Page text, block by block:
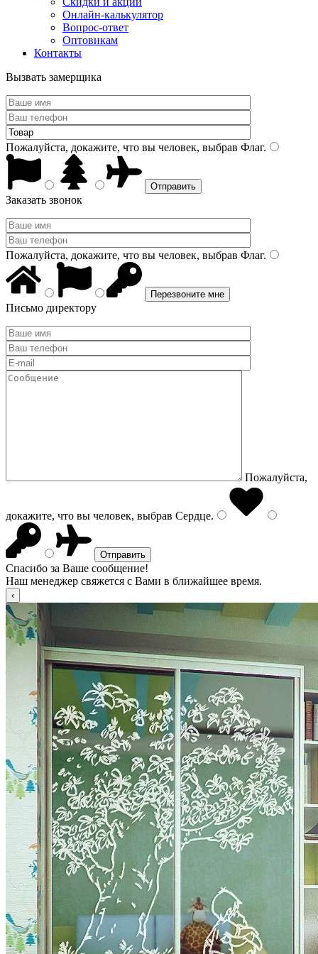
Онлайн-калькулятор
Вопрос-ответ
Оптовикам
Контакты
Вызвать замерщика
Пожалуйста, докажите, что вы человек, выбрав Флаг.
Заказать звонок
Пожалуйста, докажите, что вы человек, выбрав Флаг.
Письмо директору
Пожалуйста,
докажите, что вы человек, выбрав Сердце.
Спасибо за Ваше сообщение!
Наш менеджер свяжется с Вами в ближайшее время.